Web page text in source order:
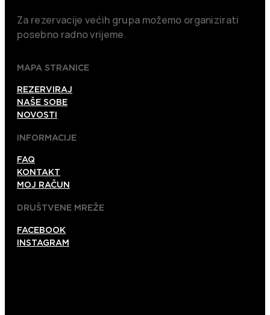
Za rezervacije većih grupa možemo organizirati
posebno radno vrijeme.
MAPA STRANICE
REZERVIRAJ
NAŠE SOBE
NOVOSTI
INFORMACIJE
FAQ
KONTAKT
MOJ RAČUN
DRUŠTVENE MREŽE
FACEBOOK
INSTAGRAM